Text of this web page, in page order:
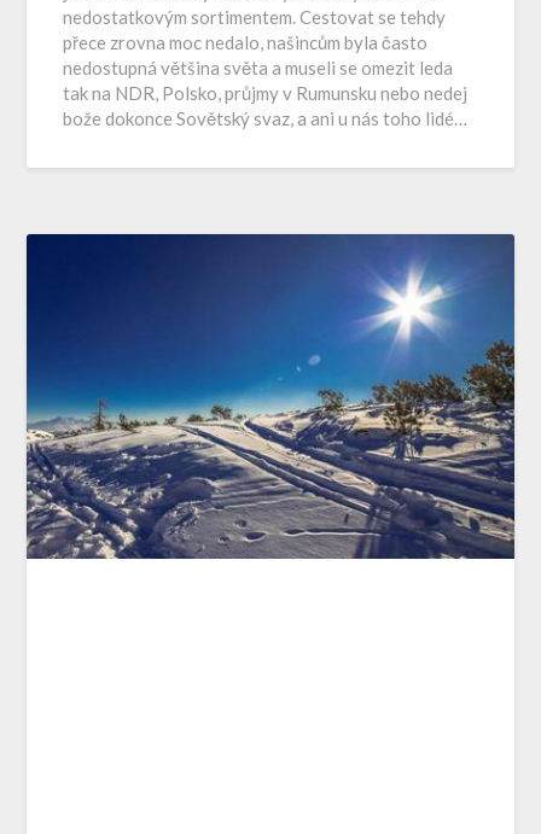
nedostatkovým sortimentem. Cestovat se tehdy
přece zrovna moc nedalo, našincům byla často
nedostupná většina světa a museli se omezit leda
tak na NDR, Polsko, průjmy v Rumunsku nebo nedej
bože dokonce Sovětský svaz, a ani u nás toho lidé…